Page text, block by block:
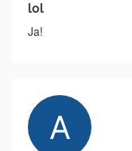
lol
Ja!